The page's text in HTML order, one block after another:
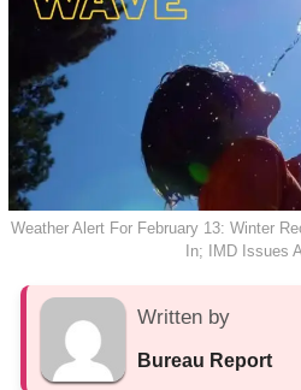
Weather Alert For February 13: Winter
In; IMD Issues
Written by
Bureau Report